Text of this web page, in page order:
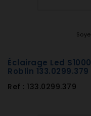
Éclairage Led
Roblin 133.0299.379
Ref : 133.0299.379